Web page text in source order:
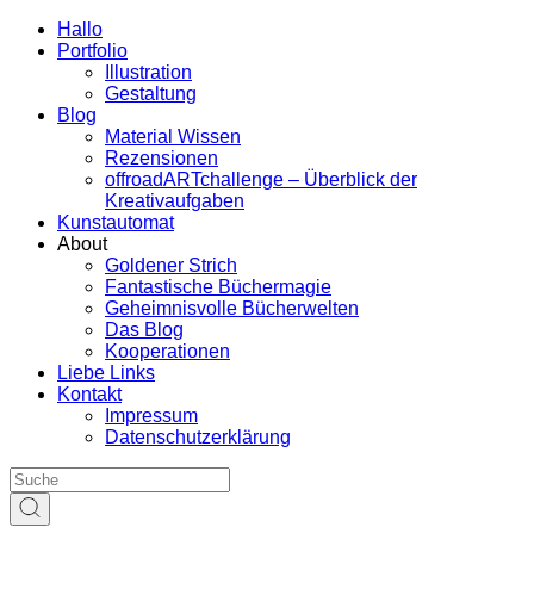
Hallo
Portfolio
Illustration
Gestaltung
Blog
Material Wissen
Rezensionen
offroadARTchallenge – Überblick der
Kreativaufgaben
Kunstautomat
About
Goldener Strich
Fantastische Büchermagie
Geheimnisvolle Bücherwelten
Das Blog
Kooperationen
Liebe Links
Kontakt
Impressum
Datenschutzerklärung